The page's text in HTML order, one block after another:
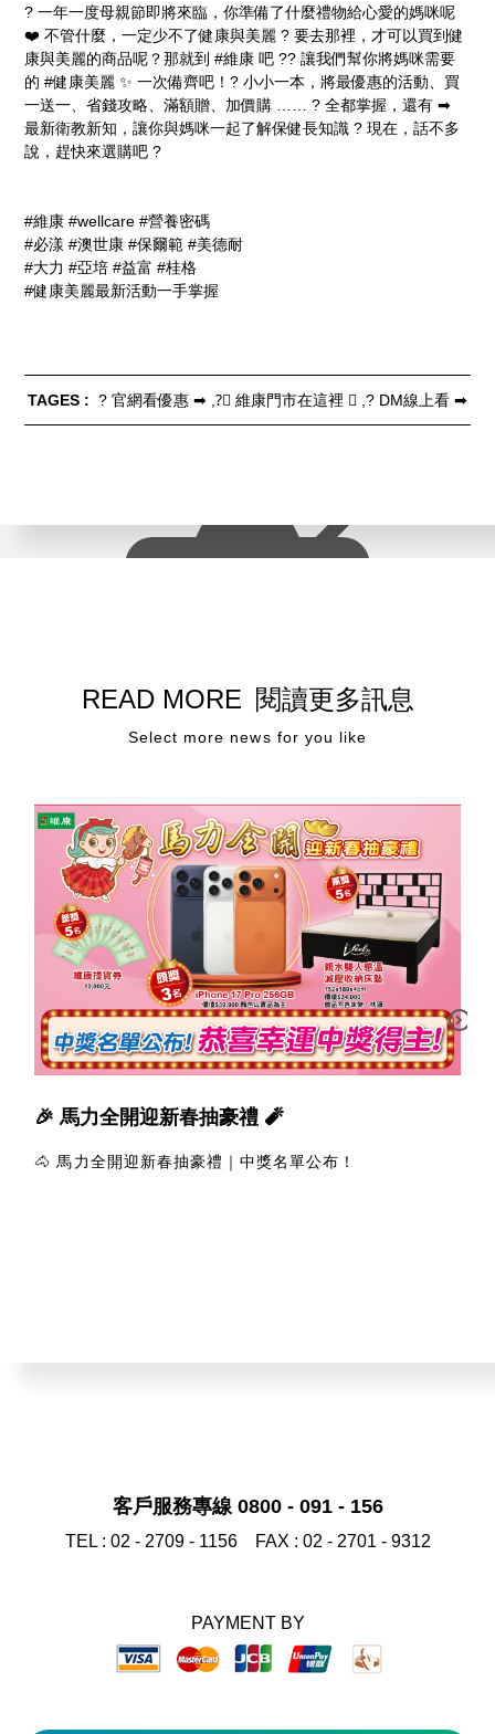
? 一年一度母親節即將來臨，你準備了什麼禮物給心愛的媽咪呢
❤️ 不管什麼，一定少不了健康與美麗 ? 要去那裡，才可以買到健
康與美麗的商品呢？那就到 #維康 吧 ?‍? 讓我們幫你將媽咪需要
的 #健康美麗 ✨ 一次備齊吧！? 小小一本，將最優惠的活動、買
一送一、省錢攻略、滿額贈、加價購 …… ? 全都掌握，還有 ➡
最新衛教新知，讓你與媽咪一起了解保健長知識 ? 現在，話不多
說，趕快來選購吧 ?
#維康 #wellcare #營養密碼
#必漾 #澳世康 #保爾範 #美德耐
#大力 #亞培 #益富 #桂格
#健康美麗最新活動一手掌握
TAGES : ? 官網看優惠 ➡ ?‍⚕ 維康門市在這裡 ➡ ? DM線上看 ➡
READ MORE 閱讀更多訊息
Select more news for you like
🎉 馬力全開迎新春抽豪禮 🧨
🐴 馬力全開迎新春抽豪禮｜中獎名單公布！